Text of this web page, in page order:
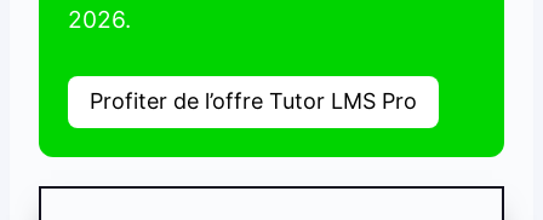
2026.
Profiter de l’offre Tutor LMS Pro